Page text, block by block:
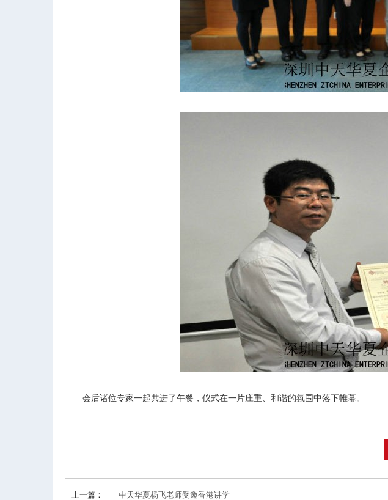
会后诸位专家一起共进了午餐，仪式在一片庄重、和谐的氛围中落下帷幕。
上一篇： 中天华夏杨飞老师受邀香港讲学